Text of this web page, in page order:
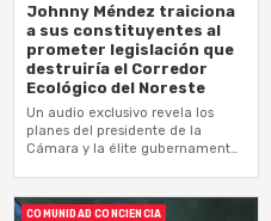
Johnny Méndez traiciona
a sus constituyentes al
prometer legislación que
destruiría el Corredor
Ecológico del Noreste
Un audio exclusivo revela los
planes del presidente de la
Cámara y la élite gubernamental
valor…
COMUNIDAD CONCIENCIA